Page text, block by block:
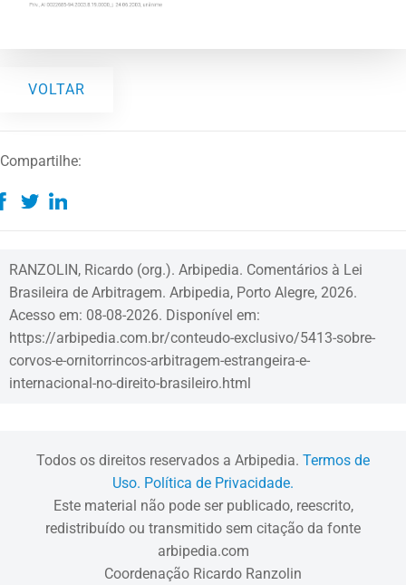
VOLTAR
Compartilhe:
RANZOLIN, Ricardo (org.). Arbipedia. Comentários à Lei
Brasileira de Arbitragem. Arbipedia, Porto Alegre, 2026.
Acesso em: 08-08-2026. Disponível em:
https://arbipedia.com.br/conteudo-exclusivo/5413-sobre-
corvos-e-ornitorrincos-arbitragem-estrangeira-e-
internacional-no-direito-brasileiro.html
Todos os direitos reservados a Arbipedia. Termos de
Uso. Política de Privacidade.
Este material não pode ser publicado, reescrito,
redistribuído ou transmitido sem citação da fonte
arbipedia.com
Coordenação Ricardo Ranzolin